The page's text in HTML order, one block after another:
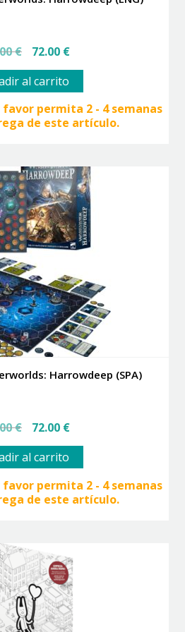
€
El
original
era:
80.00 €.
72.00 €El
es:
72.00 €.
al carrito
permita 2 - 4 semanas
de este artículo.
Harrowdeep (SPA)
€
El
original
era:
80.00 €.
72.00 €El
es:
72.00 €.
al carrito
permita 2 - 4 semanas
de este artículo.